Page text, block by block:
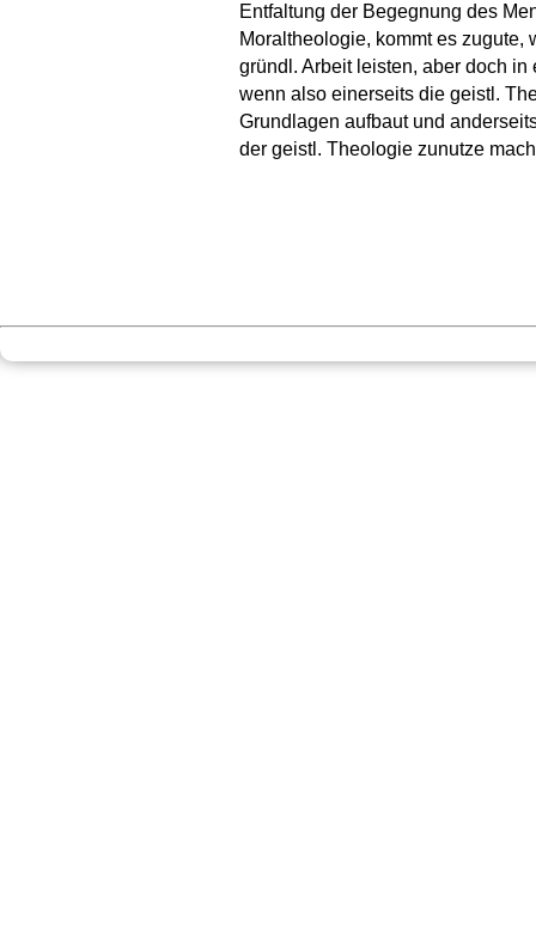
Entfaltung der Begegnung des
Moraltheologie, kommt es
gründl. Arbeit leisten, aber doch
wenn also einerseits die geistl.
Grundlagen aufbaut und
der geistl. Theologie zunutze